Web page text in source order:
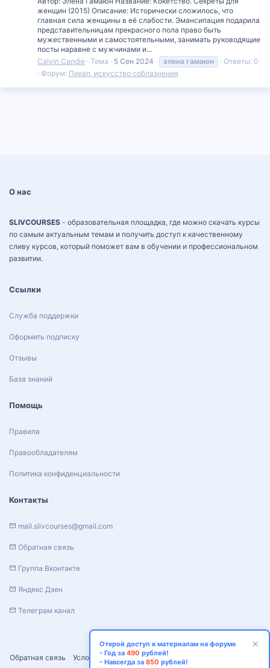
женщин (2015) Описание: Исторически сложилось, что
главная сила женщины в её слабости. Эмансипация подарила
представительницам прекрасного пола право быть
мужественными и самостоятельными, занимать руководящие
посты наравне с мужчинами и...
Calvin Candie Тема 5 Сен 2024 элена гамаюн
Ответы: 0
Форум: Пикап, искусство соблазнения
Обратная связь Условия и правила Политика конфиденциальности
О нас
SLIVCOURSES - образовательная площадка, где можно скачать курсы
по самым актуальным темам и получить доступ к качественному
сливу курсов, который поможет вам в обучении и профессиональном
развитии.
Ссылки
Служба поддержки
Оформить подписку
Отзывы
База знаний
Помощь
Правила
Правообладателям
Политика конфиденциальности
Контакты
mail.slivcourses@gmail.com
Обратная связь
Группа Вконтакте
Яндекс Дзен
Телеграм канал
Открой доступ к материалам на форуме
- Год за 490 рублей!
- Навсегда за 850 рублей!